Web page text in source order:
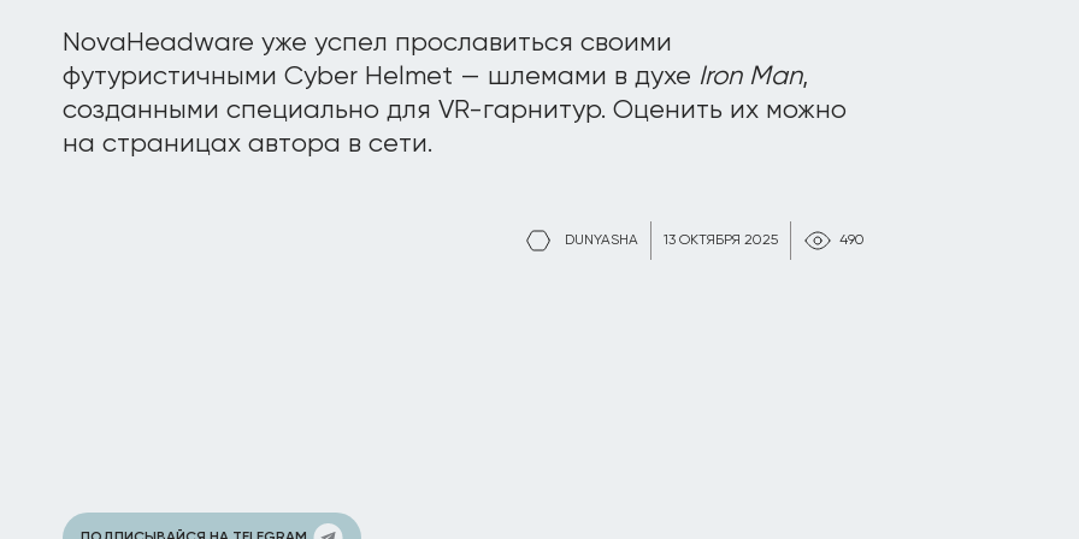
DUNYASHA 13 ОКТЯБРЯ 2025 490
NovaHeadware уже успел прославиться своими
футуристичными Cyber Helmet — шлемами в духе Iron Man,
созданными специально для VR-гарнитур. Оценить их можно
на страницах автора в сети.